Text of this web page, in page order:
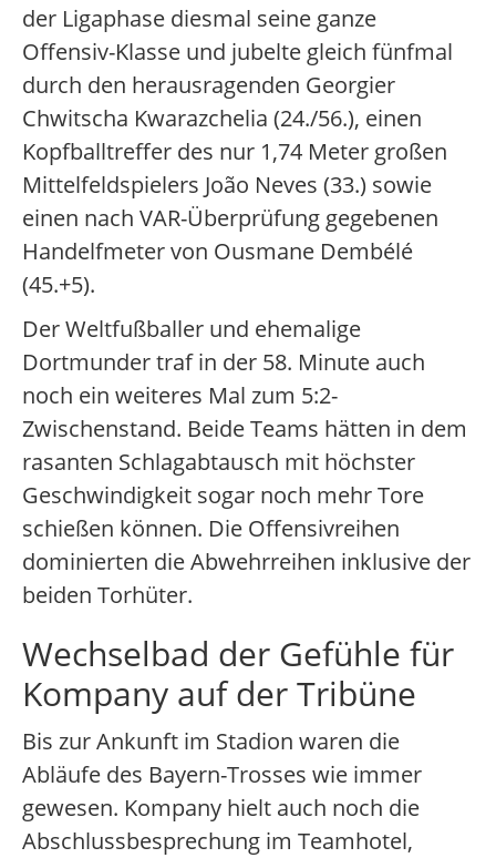
der Ligaphase diesmal seine ganze
Offensiv-Klasse und jubelte gleich fünfmal
durch den herausragenden Georgier
Chwitscha Kwarazchelia (24./56.), einen
Kopfballtreffer des nur 1,74 Meter großen
Mittelfeldspielers João Neves (33.) sowie
einen nach VAR-Überprüfung gegebenen
Handelfmeter von Ousmane Dembélé
(45.+5).
Der Weltfußballer und ehemalige
Dortmunder traf in der 58. Minute auch
noch ein weiteres Mal zum 5:2-
Zwischenstand. Beide Teams hätten in dem
rasanten Schlagabtausch mit höchster
Geschwindigkeit sogar noch mehr Tore
schießen können. Die Offensivreihen
dominierten die Abwehrreihen inklusive der
beiden Torhüter.
Wechselbad der Gefühle für
Kompany auf der Tribüne
Bis zur Ankunft im Stadion waren die
Abläufe des Bayern-Trosses wie immer
gewesen. Kompany hielt auch noch die
Abschlussbesprechung im Teamhotel,